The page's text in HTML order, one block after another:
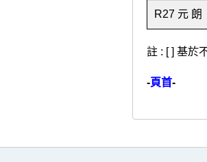
R27 元 朗
註 : [ ] 基於
-頁首-